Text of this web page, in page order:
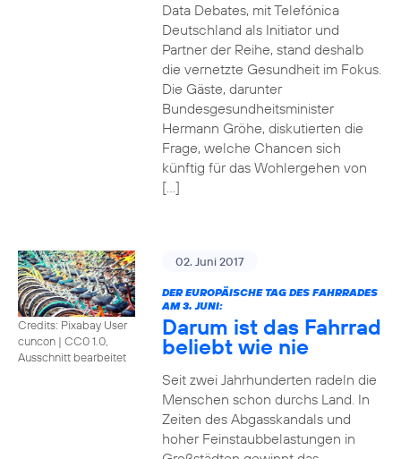
Data Debates, mit Telefónica
Deutschland als Initiator und
Partner der Reihe, stand deshalb
die vernetzte Gesundheit im Fokus.
Die Gäste, darunter
Bundesgesundheitsminister
Hermann Gröhe, diskutierten die
Frage, welche Chancen sich
künftig für das Wohlergehen von
[…]
Credits: Pixabay User
cuncon | CC0 1.0,
Ausschnitt bearbeitet
02. Juni 2017
DER EUROPÄISCHE TAG DES FAHRRADES
AM 3. JUNI:
Darum ist das Fahrrad
beliebt wie nie
Seit zwei Jahrhunderten radeln die
Menschen schon durchs Land. In
Zeiten des Abgasskandals und
hoher Feinstaubbelastungen in